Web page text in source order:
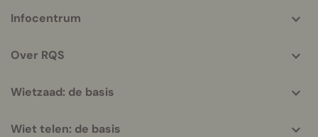
helpful
Infocentrum
Over RQS
Wietzaad: de basis
Wiet telen: de basis